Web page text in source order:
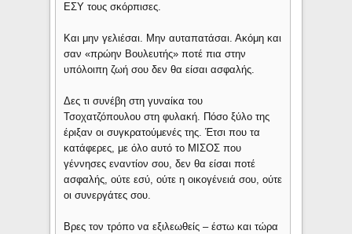
ΕΣΥ τους σκόρπισες.
Και μην γελιέσαι. Μην αυταπατάσαι. Ακόμη και
σαν «πρώην Βουλευτής» ποτέ πια στην
υπόλοιπη ζωή σου δεν θα είσαι ασφαλής.
Δες τι συνέβη στη γυναίκα του
Τσοχατζόπουλου στη φυλακή. Πόσο ξύλο της
έριξαν οι συγκρατούμενές της. Έτσι που τα
κατάφερες, με όλο αυτό το ΜΙΣΟΣ που
γέννησες εναντίον σου, δεν θα είσαι ποτέ
ασφαλής, ούτε εσύ, ούτε η οικογένειά σου, ούτε
οι συνεργάτες σου.
Βρες τον τρόπο να εξιλεωθείς – έστω και τώρα